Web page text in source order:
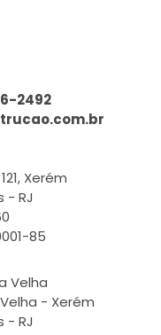
2492
Xerém
- RJ
85
Velha
- Xerém
- RJ